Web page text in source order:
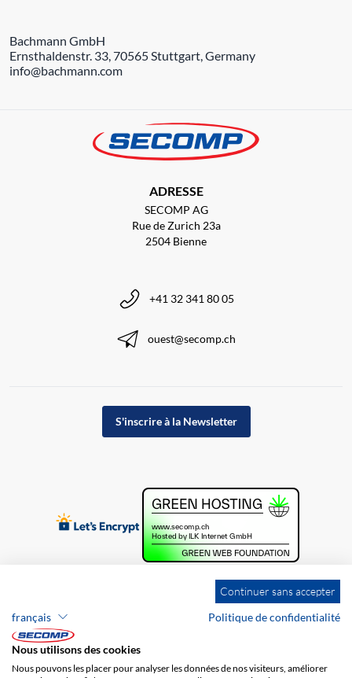
Bachmann GmbH
Ernsthaldenstr. 33, 70565 Stuttgart, Germany
info@bachmann.com
ADRESSE
SECOMP AG
Rue de Zurich 23a
2504 Bienne
+41 32 341 80 05
ouest@secomp.ch
S'inscrire à la Newsletter
Continuer sans accepter
français
Politique de confidentialité
Nous utilisons des cookies
Nous pouvons les placer pour analyser les données de nos visiteurs, améliorer